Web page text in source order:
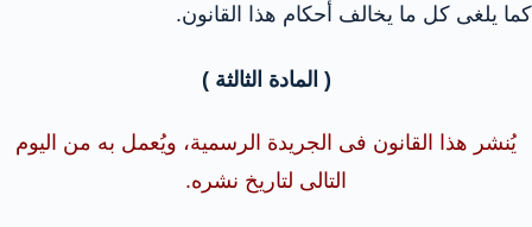
كما يلغى كل ما يخالف أحكام هذا القانون.
( المادة الثالثة )
يُنشر هذا القانون فى الجريدة الرسمية، ويُعمل به من اليوم
التالى لتاريخ نشره.